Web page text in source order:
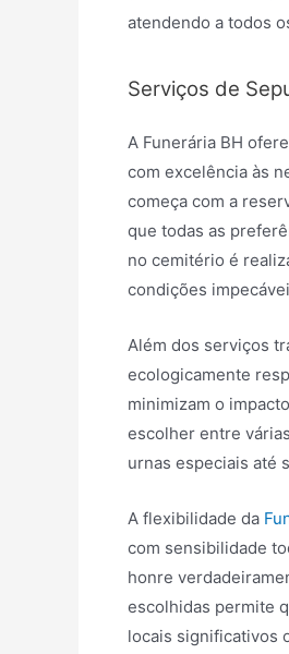
atendendo a todos
Serviços de
A Funerária BH
com excelência às
começa com a
que todas as
no cemitério é
condições
Além dos serviços
ecologicamente
minimizam o
escolher entre
urnas especiais até
A flexibilidade da
com sensibilidade
honre
escolhidas permite
locais significativos